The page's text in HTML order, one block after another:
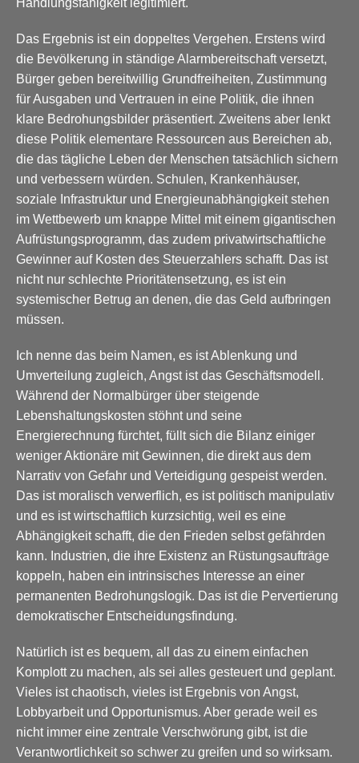
Das Ergebnis ist ein doppeltes Vergehen. Erstens wird
die Bevölkerung in ständige Alarmbereitschaft versetzt,
Bürger geben bereitwillig Grundfreiheiten, Zustimmung
für Ausgaben und Vertrauen in eine Politik, die ihnen
klare Bedrohungsbilder präsentiert. Zweitens aber lenkt
diese Politik elementare Ressourcen aus Bereichen ab,
die das tägliche Leben der Menschen tatsächlich sichern
und verbessern würden. Schulen, Krankenhäuser,
soziale Infrastruktur und Energieunabhängigkeit stehen
im Wettbewerb um knappe Mittel mit einem gigantischen
Aufrüstungsprogramm, das zudem privatwirtschaftliche
Gewinner auf Kosten des Steuerzahlers schafft. Das ist
nicht nur schlechte Prioritätensetzung, es ist ein
systemischer Betrug an denen, die das Geld aufbringen
müssen.
Ich nenne das beim Namen, es ist Ablenkung und
Umverteilung zugleich, Angst ist das Geschäftsmodell.
Während der Normalbürger über steigende
Lebenshaltungskosten stöhnt und seine
Energierechnung fürchtet, füllt sich die Bilanz einiger
weniger Aktionäre mit Gewinnen, die direkt aus dem
Narrativ von Gefahr und Verteidigung gespeist werden.
Das ist moralisch verwerflich, es ist politisch manipulativ
und es ist wirtschaftlich kurzsichtig, weil es eine
Abhängigkeit schafft, die den Frieden selbst gefährden
kann. Industrien, die ihre Existenz an Rüstungsaufträge
koppeln, haben ein intrinsisches Interesse an einer
permanenten Bedrohungslogik. Das ist die Pervertierung
demokratischer Entscheidungsfindung.
Natürlich ist es bequem, all das zu einem einfachen
Komplott zu machen, als sei alles gesteuert und geplant.
Vieles ist chaotisch, vieles ist Ergebnis von Angst,
Lobbyarbeit und Opportunismus. Aber gerade weil es
nicht immer eine zentrale Verschwörung gibt, ist die
Verantwortlichkeit so schwer zu greifen und so wirksam.